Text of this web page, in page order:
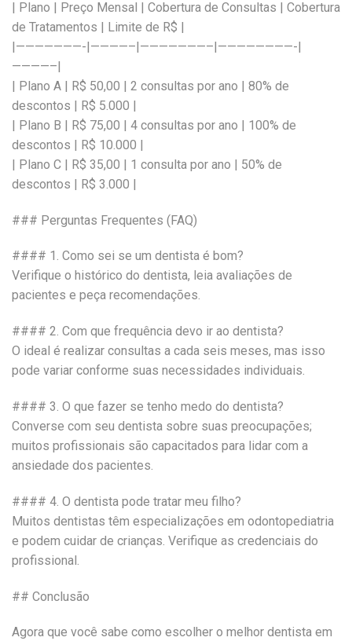
| Plano | Preço Mensal | Cobertura de Consultas | Cobertura
de Tratamentos | Limite de R$ |
|———————-|————–|———————–|————————-|
————–|
| Plano A | R$ 50,00 | 2 consultas por ano | 80% de
descontos | R$ 5.000 |
| Plano B | R$ 75,00 | 4 consultas por ano | 100% de
descontos | R$ 10.000 |
| Plano C | R$ 35,00 | 1 consulta por ano | 50% de
descontos | R$ 3.000 |
### Perguntas Frequentes (FAQ)
#### 1. Como sei se um dentista é bom?
Verifique o histórico do dentista, leia avaliações de
pacientes e peça recomendações.
#### 2. Com que frequência devo ir ao dentista?
O ideal é realizar consultas a cada seis meses, mas isso
pode variar conforme suas necessidades individuais.
#### 3. O que fazer se tenho medo do dentista?
Converse com seu dentista sobre suas preocupações;
muitos profissionais são capacitados para lidar com a
ansiedade dos pacientes.
#### 4. O dentista pode tratar meu filho?
Muitos dentistas têm especializações em odontopediatria
e podem cuidar de crianças. Verifique as credenciais do
profissional.
## Conclusão
Agora que você sabe como escolher o melhor dentista em